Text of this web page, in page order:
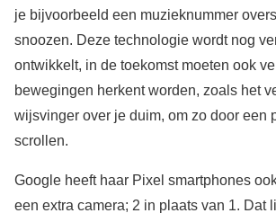
je bijvoorbeeld een muzieknummer
snoozen. Deze technologie wordt nog
ontwikkelt, in de toekomst moeten ook
bewegingen herkent worden, zoals het
wijsvinger over je duim, om zo door een
scrollen.
Google heeft haar Pixel smartphones
een extra camera; 2 in plaats van 1. Dat